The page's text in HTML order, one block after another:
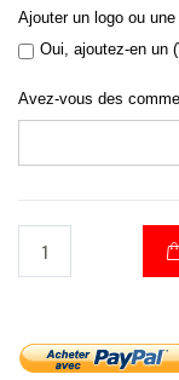
Ajouter un logo ou
Oui, ajoutez-en un
Avez-vous des